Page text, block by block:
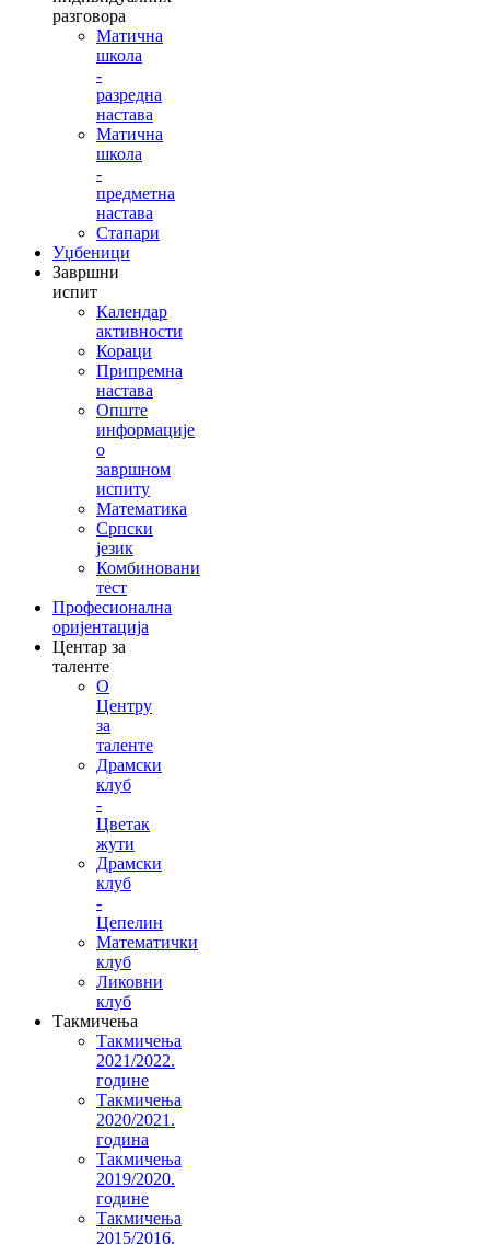
разговора
Матична
школа
-
разредна
настава
Матична
школа
-
предметна
настава
Стапари
Уџбеници
Завршни
испит
Календар
активности
Кораци
Припремна
настава
Опште
информације
о
завршном
испиту
Математика
Српски
језик
Комбиновани
тест
Професионална
оријентација
Центар за
таленте
О
Центру
за
таленте
Драмски
клуб
-
Цветак
жути
Драмски
клуб
-
Цепелин
Математички
клуб
Ликовни
клуб
Такмичења
Такмичења
2021/2022.
године
Такмичења
2020/2021.
година
Такмичења
2019/2020.
године
Такмичења
2015/2016.